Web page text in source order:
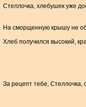
Стеллочка, хлебушек уже
На сморщенную крышу не
Хлеб получился высокий,
За рецепт тебе,